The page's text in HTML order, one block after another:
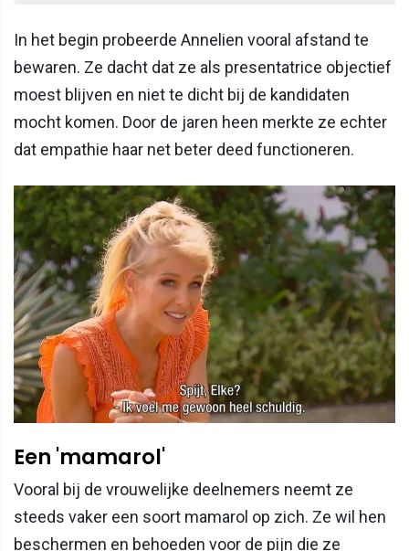
In het begin probeerde Annelien vooral afstand te
bewaren. Ze dacht dat ze als presentatrice objectief
moest blijven en niet te dicht bij de kandidaten
mocht komen. Door de jaren heen merkte ze echter
dat empathie haar net beter deed functioneren.
Een 'mamarol'
Vooral bij de vrouwelijke deelnemers neemt ze
steeds vaker een soort mamarol op zich. Ze wil hen
beschermen en behoeden voor de pijn die ze